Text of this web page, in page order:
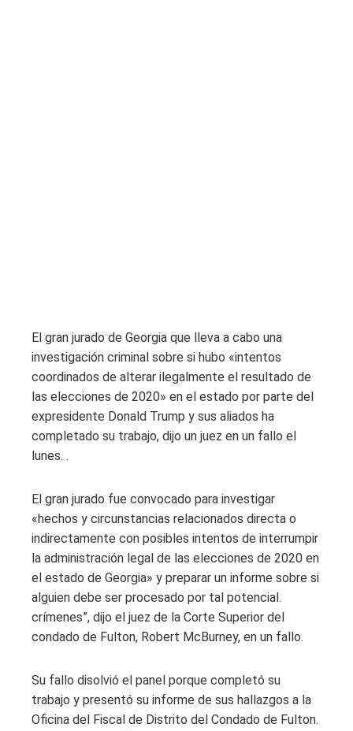
El gran jurado de Georgia que lleva a cabo una
investigación criminal sobre si hubo «intentos
coordinados de alterar ilegalmente el resultado de
las elecciones de 2020» en el estado por parte del
expresidente Donald Trump y sus aliados ha
completado su trabajo, dijo un juez en un fallo el
lunes. .
El gran jurado fue convocado para investigar
«hechos y circunstancias relacionados directa o
indirectamente con posibles intentos de interrumpir
la administración legal de las elecciones de 2020 en
el estado de Georgia» y preparar un informe sobre si
alguien debe ser procesado por tal potencial.
crímenes”, dijo el juez de la Corte Superior del
condado de Fulton, Robert McBurney, en un fallo.
Su fallo disolvió el panel porque completó su
trabajo y presentó su informe de sus hallazgos a la
Oficina del Fiscal de Distrito del Condado de Fulton.